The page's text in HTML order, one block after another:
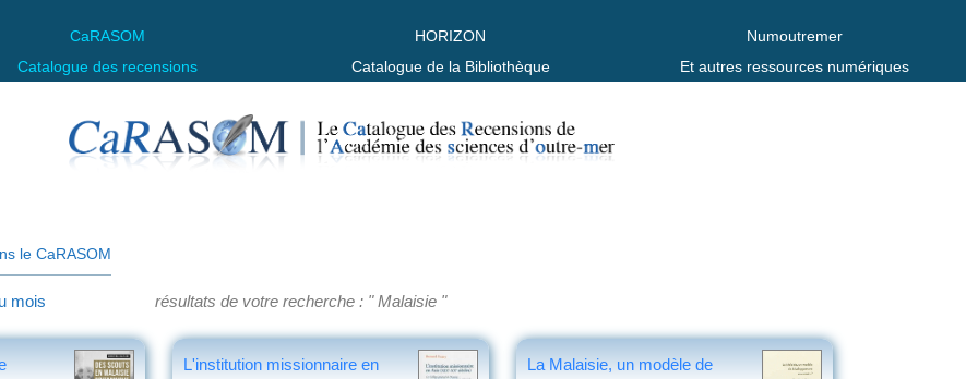
CaRASOM
Catalogue des recensions
HORIZON
Catalogue de la Bibliothèque
Numoutremer
Et autres ressources numériques
le CaRASOM
mois résultats de votre recherche : " Malaisie "
L'institution missionnaire en
La Malaisie, un modèle de